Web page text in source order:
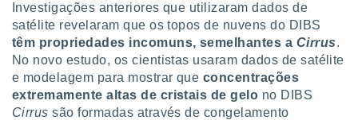
de
1199
Investigações anteriores que utilizaram dados de
satélite revelaram que os topos de nuvens do DIBS
têm propriedades incomuns, semelhantes a Cirrus.
No novo estudo, os cientistas usaram dados de satélite
e modelagem para mostrar que concentrações
extremamente altas de cristais de gelo no DIBS
Cirrus são formadas através de congelamento